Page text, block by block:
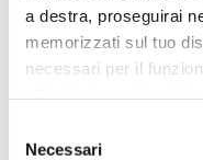
a destra, proseguirai
memorizzati sul tuo
necessari per il
delNecessari
category
Categoria
Altro
place